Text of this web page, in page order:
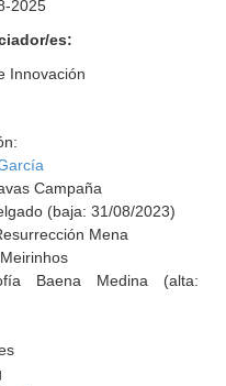
2025
es:
Innovación
Campaña
(baja: 31/08/2023)
Mena
Baena Medina (alta: